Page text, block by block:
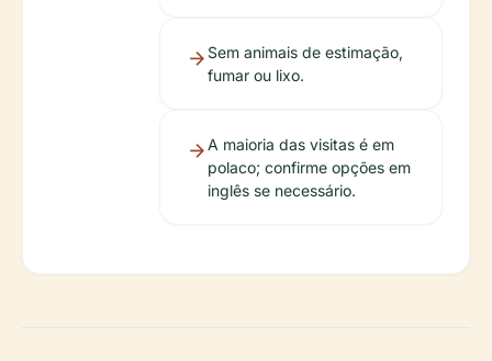
Sem animais de estimação,
fumar ou lixo.
A maioria das visitas é em
polaco; confirme opções em
inglês se necessário.